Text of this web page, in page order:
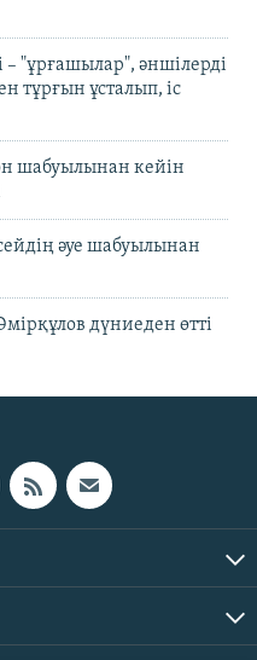
– "ұрғашылар", әншілерді
тұрғын ұсталып, іс
шабуылынан кейін
әуе шабуылынан
дүниеден өтті